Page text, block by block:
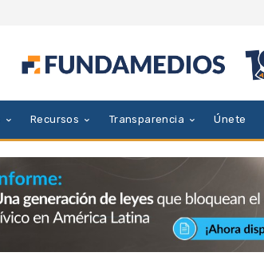
Recursos Transparencia Únete